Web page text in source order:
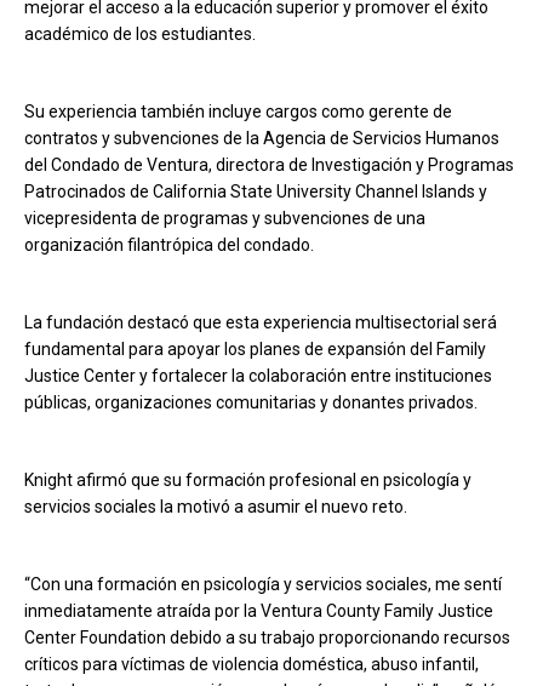
mejorar el acceso a la educación superior y promover el éxito
académico de los estudiantes.
Su experiencia también incluye cargos como gerente de
contratos y subvenciones de la Agencia de Servicios Humanos
del Condado de Ventura, directora de Investigación y Programas
Patrocinados de California State University Channel Islands y
vicepresidenta de programas y subvenciones de una
organización filantrópica del condado.
La fundación destacó que esta experiencia multisectorial será
fundamental para apoyar los planes de expansión del Family
Justice Center y fortalecer la colaboración entre instituciones
públicas, organizaciones comunitarias y donantes privados.
Knight afirmó que su formación profesional en psicología y
servicios sociales la motivó a asumir el nuevo reto.
“Con una formación en psicología y servicios sociales, me sentí
inmediatamente atraída por la Ventura County Family Justice
Center Foundation debido a su trabajo proporcionando recursos
críticos para víctimas de violencia doméstica, abuso infantil,